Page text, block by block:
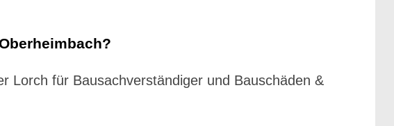
Lorch für Bausachverständiger und Bauschäden &